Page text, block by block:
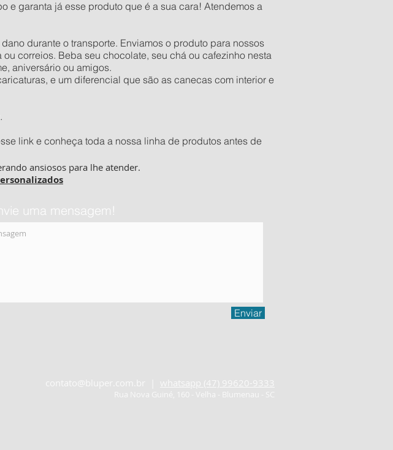
e garanta já esse produto que é a sua cara! Atendemos a
durante o transporte. Enviamos o produto para nossos
correios. Beba seu chocolate, seu chá ou cafezinho nesta
aniversário ou amigos.
e um diferencial que são as canecas com interior e
link e conheça toda a nossa linha de produtos antes de
ansiosos para lhe atender.
uma mensagem!
Enviar
contato@bluper.com.br whatsapp (47) 99620-9333
Rua Nova Guiné, 160 - Velha - Blumenau - SC